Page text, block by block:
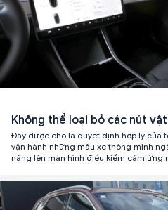
Không thể loại bỏ các nút
Đây được cho là quyết định hợp lý của
vận hành những mẫu xe thông minh
năng lên màn hình điều kiểm cảm ứng